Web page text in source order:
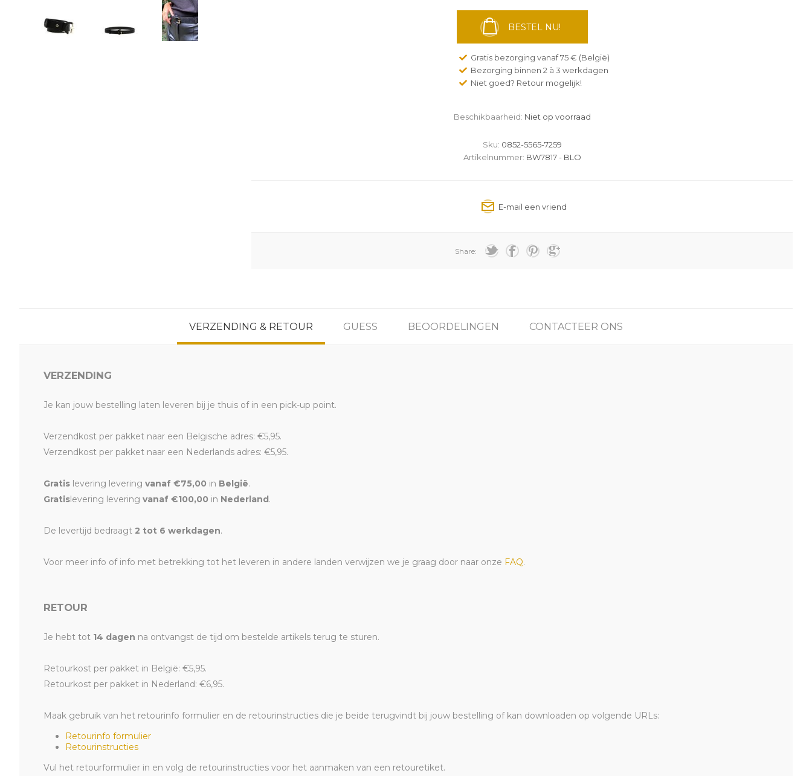
BESTEL NU!
Gratis bezorging vanaf 75 € (België)
Bezorging binnen 2 à 3 werkdagen
Niet goed? Retour mogelijk!
Beschikbaarheid: Niet op voorraad
Sku: 0852-5565-7259
Artikelnummer: BW7817 - BLO
Share:
VERZENDING & RETOUR GUESS BEOORDELINGEN CONTACTEER ONS
VERZENDING
Je kan jouw bestelling laten leveren bij je thuis of in een pick-up point.
Verzendkost per pakket naar een Belgische adres: €5,95.
Verzendkost per pakket naar een Nederlands adres: €5,95.
Gratis levering levering vanaf €75,00 in België.
Gratislevering levering vanaf €100,00 in Nederland.
De levertijd bedraagt 2 tot 6 werkdagen.
Voor meer info of info met betrekking tot het leveren in andere landen verwijzen we je graag door naar onze FAQ.
RETOUR
Je hebt tot 14 dagen na ontvangst de tijd om bestelde artikels terug te sturen.
Retourkost per pakket in België: €5,95.
Retourkost per pakket in Nederland: €6,95.
Maak gebruik van het retourinfo formulier en de retourinstructies die je beide terugvindt bij jouw bestelling of kan downloaden op volgende URLs:
Retourinfo formulier
Retourinstructies
Vul het retourformulier in en volg de retourinstructies voor het aanmaken van een retouretiket.